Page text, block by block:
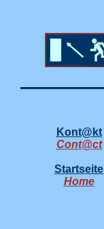
Kont@kt
Cont@ct
Startseite
Home